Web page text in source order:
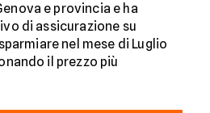
e provincia e ha
di assicurazione su
nel mese di Luglio
il prezzo più